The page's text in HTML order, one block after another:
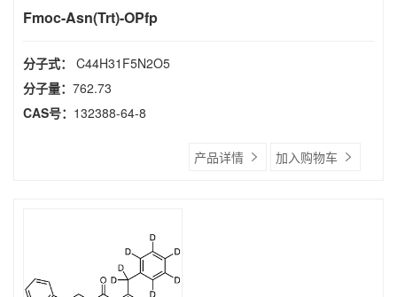
Fmoc-Asn(Trt)-OPfp
分子式： C44H31F5N2O5
分子量： 762.73
CAS号： 132388-64-8
产品详情 加入购物车